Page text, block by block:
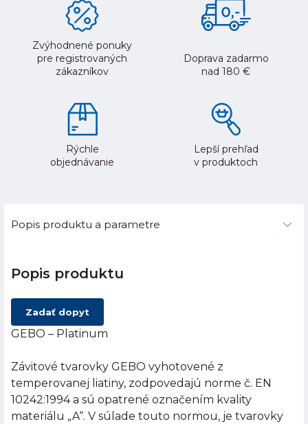
Zvýhodnené ponuky
pre registrovaných
zákazníkov
Doprava zadarmo
nad 180 €
Rýchle
objednávanie
Lepší prehľad
v produktoch
Popis produktu a parametre
Popis produktu
Zadať dopyt
GEBO – Platinum
Závitové tvarovky GEBO vyhotovené z
temperovanej liatiny, zodpovedajú norme č. EN
10242:1994 a sú opatrené označením kvality
materiálu „A“. V súlade touto normou, je tvarovky